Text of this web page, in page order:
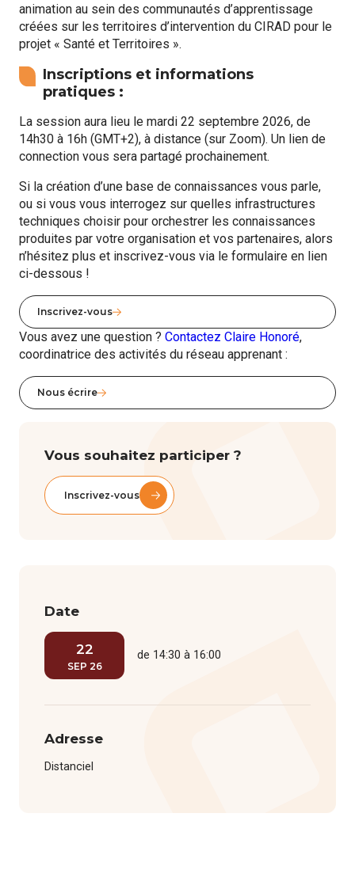
animation au sein des communautés d’apprentissage
créées sur les territoires d’intervention du CIRAD pour le
projet « Santé et Territoires ».
Inscriptions et informations
pratiques :
La session aura lieu le mardi 22 septembre 2026, de
14h30 à 16h (GMT+2), à distance (sur Zoom). Un lien de
connection vous sera partagé prochainement.
Si la création d’une base de connaissances vous parle,
ou si vous vous interrogez sur quelles infrastructures
techniques choisir pour orchestrer les connaissances
produites par votre organisation et vos partenaires, alors
n’hésitez plus et inscrivez-vous via le formulaire en lien
ci-dessous !
Inscrivez-vous
Vous avez une question ? Contactez Claire Honoré,
coordinatrice des activités du réseau apprenant :
Nous écrire
Vous souhaitez participer ?
Inscrivez-vous
Date
22
SEP 26
de 14:30 à 16:00
Adresse
Distanciel